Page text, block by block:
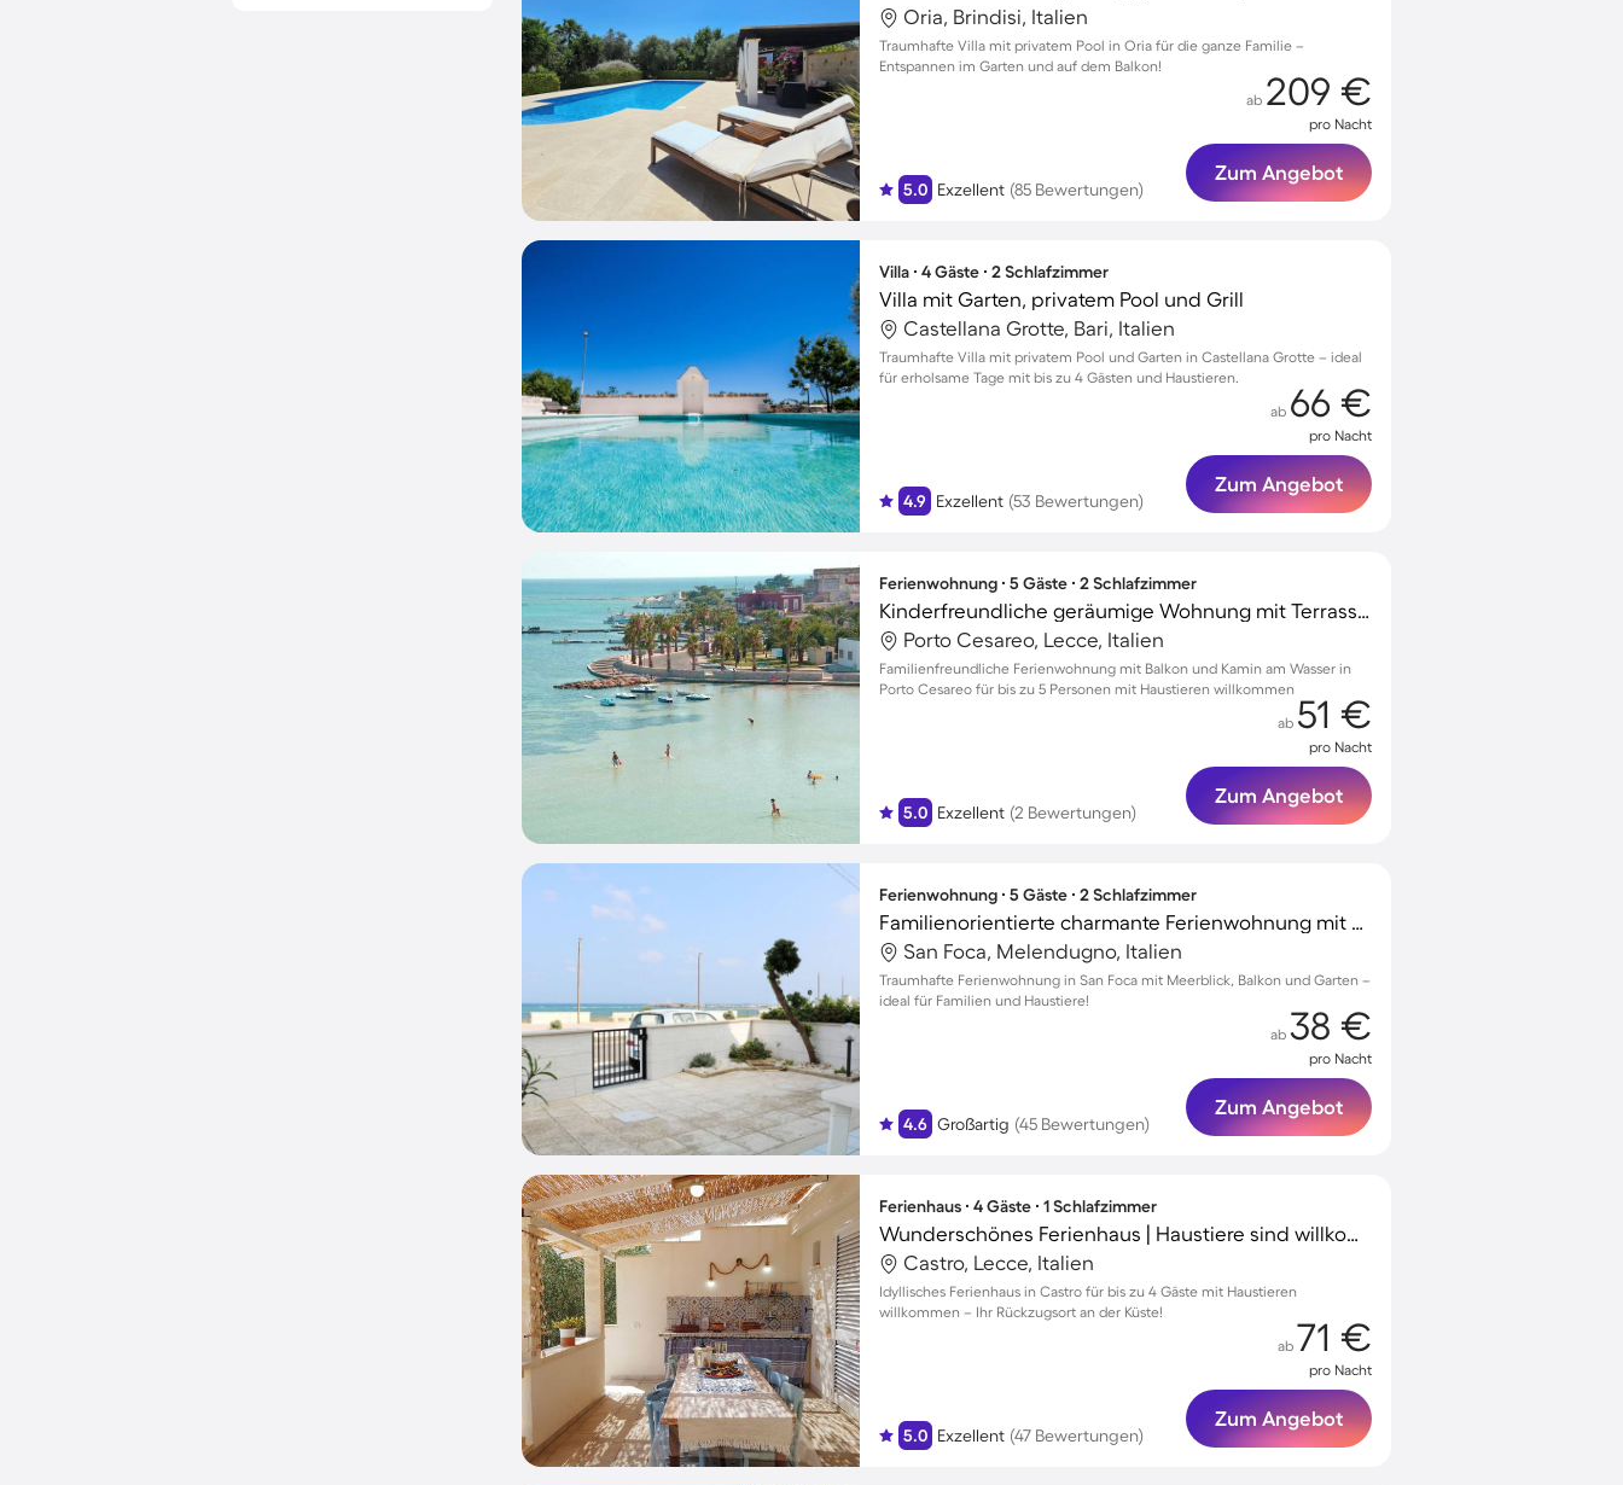
Oria, Brindisi, Italien
Traumhafte Villa mit privatem Pool in Oria für die ganze Familie –
Entspannen im Garten und auf dem Balkon!
5.0 Exzellent (85 Bewertungen)
ab 209 €
pro Nacht
Zum Angebot
Villa ∙ 4 Gäste ∙ 2 Schlafzimmer
Villa mit Garten, privatem Pool und Grill
Castellana Grotte, Bari, Italien
Traumhafte Villa mit privatem Pool und Garten in Castellana Grotte – ideal
für erholsame Tage mit bis zu 4 Gästen und Haustieren.
4.9 Exzellent (53 Bewertungen)
ab 66 €
pro Nacht
Zum Angebot
Ferienwohnung ∙ 5 Gäste ∙ 2 Schlafzimmer
Kinderfreundliche geräumige Wohnung mit Terrasse | Nah am Strand | Hunde erlaubt
Porto Cesareo, Lecce, Italien
Familienfreundliche Ferienwohnung mit Balkon und Kamin am Wasser in
Porto Cesareo für bis zu 5 Personen mit Haustieren willkommen
5.0 Exzellent (2 Bewertungen)
ab 51 €
pro Nacht
Zum Angebot
Ferienwohnung ∙ 5 Gäste ∙ 2 Schlafzimmer
Familienorientierte charmante Ferienwohnung mit Garten und Terrasse | Panoramablick | Neben dem Strand | Haustiere sind willkommen
San Foca, Melendugno, Italien
Traumhafte Ferienwohnung in San Foca mit Meerblick, Balkon und Garten –
ideal für Familien und Haustiere!
4.6 Großartig (45 Bewertungen)
ab 38 €
pro Nacht
Zum Angebot
Ferienhaus ∙ 4 Gäste ∙ 1 Schlafzimmer
Wunderschönes Ferienhaus | Haustiere sind willkommen
Castro, Lecce, Italien
Idyllisches Ferienhaus in Castro für bis zu 4 Gäste mit Haustieren
willkommen – Ihr Rückzugsort an der Küste!
5.0 Exzellent (47 Bewertungen)
ab 71 €
pro Nacht
Zum Angebot